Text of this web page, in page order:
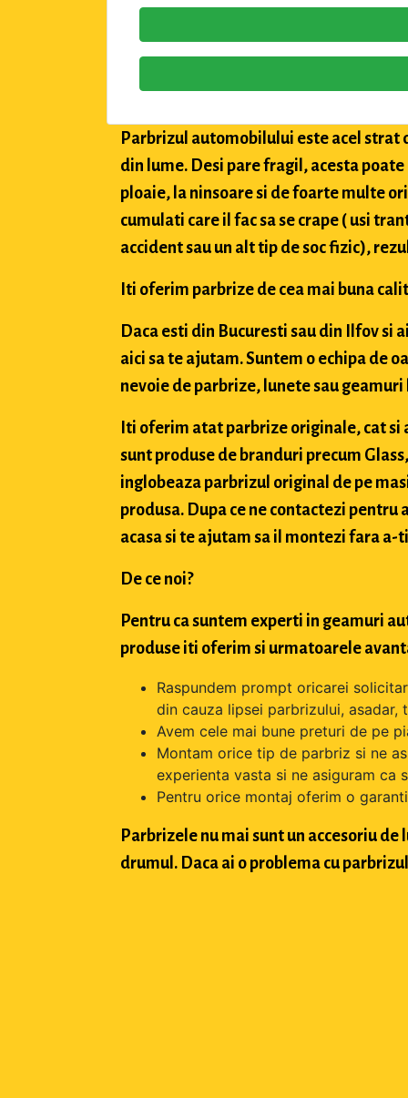
Parbrizul automobilului este acel strat
din lume. Desi pare fragil, acesta
ploaie, la ninsoare si de foarte multe
cumulati care il fac sa se crape ( usi
accident sau un alt tip de soc fizic),
Iti oferim parbrize de cea mai buna
Daca esti din Bucuresti sau din Ilfov si
aici sa te ajutam. Suntem o echipa de
nevoie de parbrize, lunete sau
Iti oferim atat parbrize originale, cat
sunt produse de branduri precum
inglobeaza parbrizul original de pe
produsa. Dupa ce ne contactezi
acasa si te ajutam sa il montezi fara a-
De ce noi?
Pentru ca suntem experti in geamuri
produse iti oferim si urmatoarele
Raspundem prompt oricarei
din cauza lipsei parbrizului,
Avem cele mai bune preturi de pe
Montam orice tip de parbriz si ne
experienta vasta si ne asiguram ca
Pentru orice montaj oferim o
Parbrizele nu mai sunt un accesoriu
drumul. Daca ai o problema cu